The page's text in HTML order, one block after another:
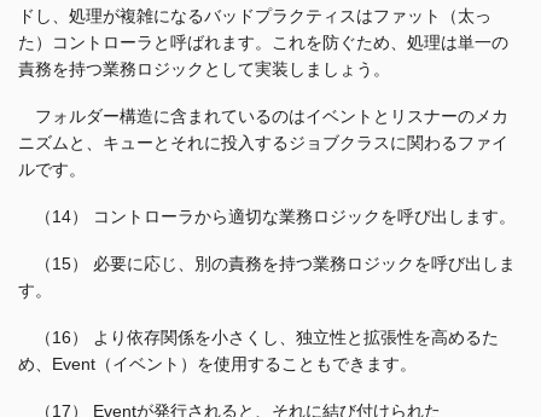
ドし、処理が複雑になるバッドプラクティスはファット（太っ
た）コントローラと呼ばれます。これを防ぐため、処理は単一の
責務を持つ業務ロジックとして実装しましょう。
フォルダー構造に含まれているのはイベントとリスナーのメカ
ニズムと、キューとそれに投入するジョブクラスに関わるファイ
ルです。
（14） コントローラから適切な業務ロジックを呼び出します。
（15） 必要に応じ、別の責務を持つ業務ロジックを呼び出しま
す。
（16） より依存関係を小さくし、独立性と拡張性を高めるた
め、Event（イベント）を使用することもできます。
（17） Eventが発行されると、それに結び付けられた